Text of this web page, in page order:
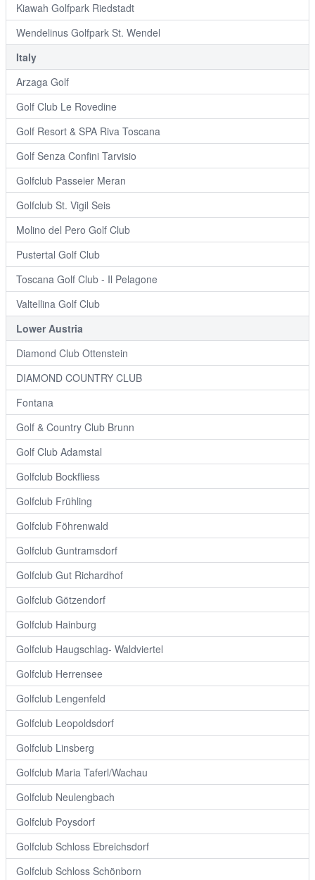
Kiawah Golfpark Riedstadt
Wendelinus Golfpark St. Wendel
Italy
Arzaga Golf
Golf Club Le Rovedine
Golf Resort & SPA Riva Toscana
Golf Senza Confini Tarvisio
Golfclub Passeier Meran
Golfclub St. Vigil Seis
Molino del Pero Golf Club
Pustertal Golf Club
Toscana Golf Club - Il Pelagone
Valtellina Golf Club
Lower Austria
Diamond Club Ottenstein
DIAMOND COUNTRY CLUB
Fontana
Golf & Country Club Brunn
Golf Club Adamstal
Golfclub Bockfliess
Golfclub Frühling
Golfclub Föhrenwald
Golfclub Guntramsdorf
Golfclub Gut Richardhof
Golfclub Götzendorf
Golfclub Hainburg
Golfclub Haugschlag- Waldviertel
Golfclub Herrensee
Golfclub Lengenfeld
Golfclub Leopoldsdorf
Golfclub Linsberg
Golfclub Maria Taferl/Wachau
Golfclub Neulengbach
Golfclub Poysdorf
Golfclub Schloss Ebreichsdorf
Golfclub Schloss Schönborn